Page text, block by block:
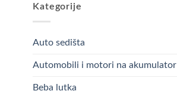
Kategorije
Auto sedišta
Automobili i motori na akumulator
Beba lutka